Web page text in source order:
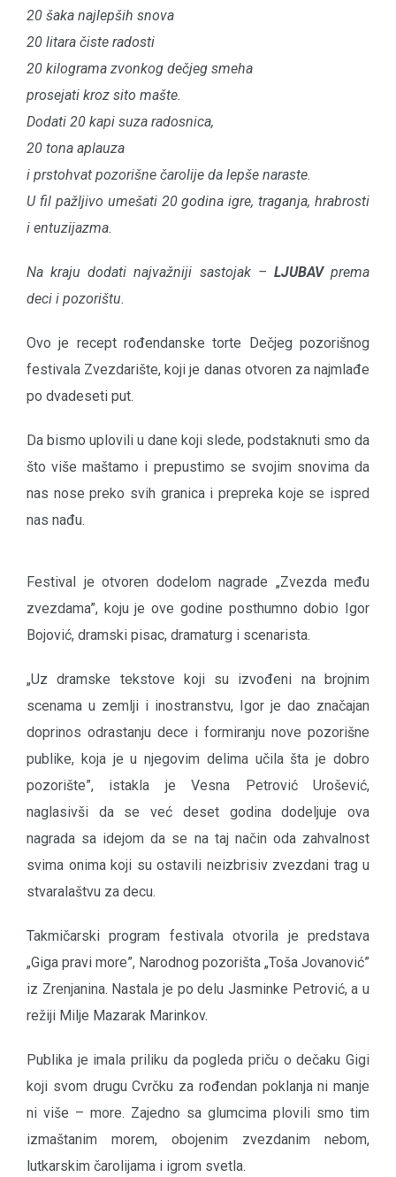
20 šaka najlepših snova
20 litara čiste radosti
20 kilograma zvonkog dečjeg smeha
prosejati kroz sito mašte.
Dodati 20 kapi suza radosnica,
20 tona aplauza
i prstohvat pozorišne čarolije da lepše naraste.
U fil pažljivo umešati 20 godina igre, traganja, hrabrosti
i entuzijazma.
Na kraju dodati najvažniji sastojak – LJUBAVprema
deci i pozorištu.
Ovo je recept rođendanske torte Dečjeg pozorišnog
festivala Zvezdarište, koji je danas otvoren za najmlađe
po dvadeseti put.
Da bismo uplovili u dane koji slede, podstaknuti smo da
što više maštamo i prepustimo se svojim snovima da
nas nose preko svih granica i prepreka koje se ispred
nas nađu.
Festival je otvoren dodelom nagrade „Zvezda među
zvezdama”, koju je ove godine posthumno dobio Igor
Bojović, dramski pisac, dramaturg i scenarista.
„Uz dramske tekstove koji su izvođeni na brojnim
scenama u zemlji i inostranstvu, Igor je dao značajan
doprinos odrastanju dece i formiranju nove pozorišne
publike, koja je u njegovim delima učila šta je dobro
pozorište”, istakla je Vesna Petrović Urošević,
naglasivši da se već deset godina dodeljuje ova
nagrada sa idejom da se na taj način oda zahvalnost
svima onima koji su ostavili neizbrisiv zvezdani trag u
stvaralaštvu za decu.
Takmičarski program festivala otvorila je predstava
„Giga pravi more”, Narodnog pozorišta „Toša Jovanović”
iz Zrenjanina. Nastala je po delu Jasminke Petrović, a u
režiji Milje Mazarak Marinkov.
Publika je imala priliku da pogleda priču o dečaku Gigi
koji svom drugu Cvrčku za rođendan poklanja ni manje
ni više – more. Zajedno sa glumcima plovili smo tim
izmaštanim morem, obojenim zvezdanim nebom,
lutkarskim čarolijama i igrom svetla.